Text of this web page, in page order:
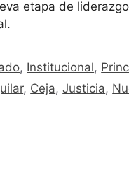
etapa de
, Institucional,
, Ceja,Justicia,